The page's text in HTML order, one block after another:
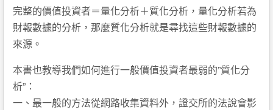
完整的價值投資者＝量化分析＋質化分析，量化分析若為
財報數據的分析，那麼質化分析就是尋找這些財報數據的
來源。
本書也教導我們如何進行一般價值投資者最弱的”質化分
析”：
一、最一般的方法從網路收集資料外，證交所的法說會影